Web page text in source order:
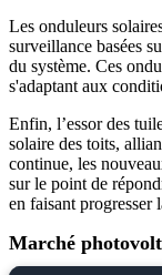
Les onduleurs
surveillance basées
du système. Ces
s'adaptant aux
Enfin, l’essor des
solaire des toits,
continue, les
sur le point de
en faisant progresser
Marché